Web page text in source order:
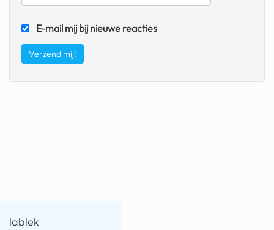
dpd
fatbike
nord stream
E-mail mij bij nieuwe reacties
lablek